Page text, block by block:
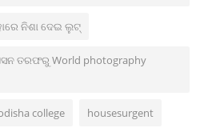
ନିଶା ଦେଇ ଲୁଟ୍
ତରଫରୁ World photography
college housesurgent